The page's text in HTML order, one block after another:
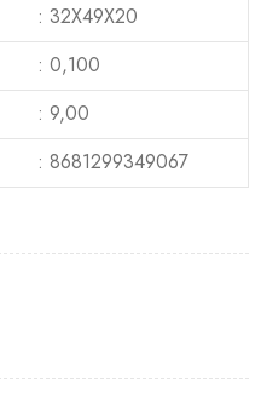
: 32X49X20
: 0,100
: 9,00
: 8681299349067